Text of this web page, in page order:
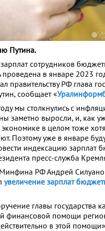
Путина.
сотрудников
в январе 2023
правительству РФ глава
сообщает «
мы столкнулись с
заметно выросли, и, как
в целом тоже
Поэтому уже в январе
индексацию зарплат
пресс-служба
Минфина РФ Андрей
увеличение зарплат
главы государства
финансовой помощи
в этой